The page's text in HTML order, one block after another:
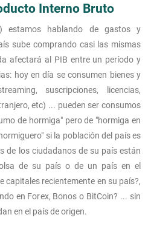
Interno Bruto
estamos hablando de gastos y
sube comprando casi las mismas
afectará al PIB entre un período y
hoy en día se consumen bienes y
suscripciones, licencias,
etc) ... pueden ser consumos
de hormiga" pero de "hormiga en
si la población del país es
de los ciudadanos de su país están
de su país o de un país en el
capitales recientemente en su país?,
en Forex, Bonos o BitCoin? ... sin
en el país de origen.